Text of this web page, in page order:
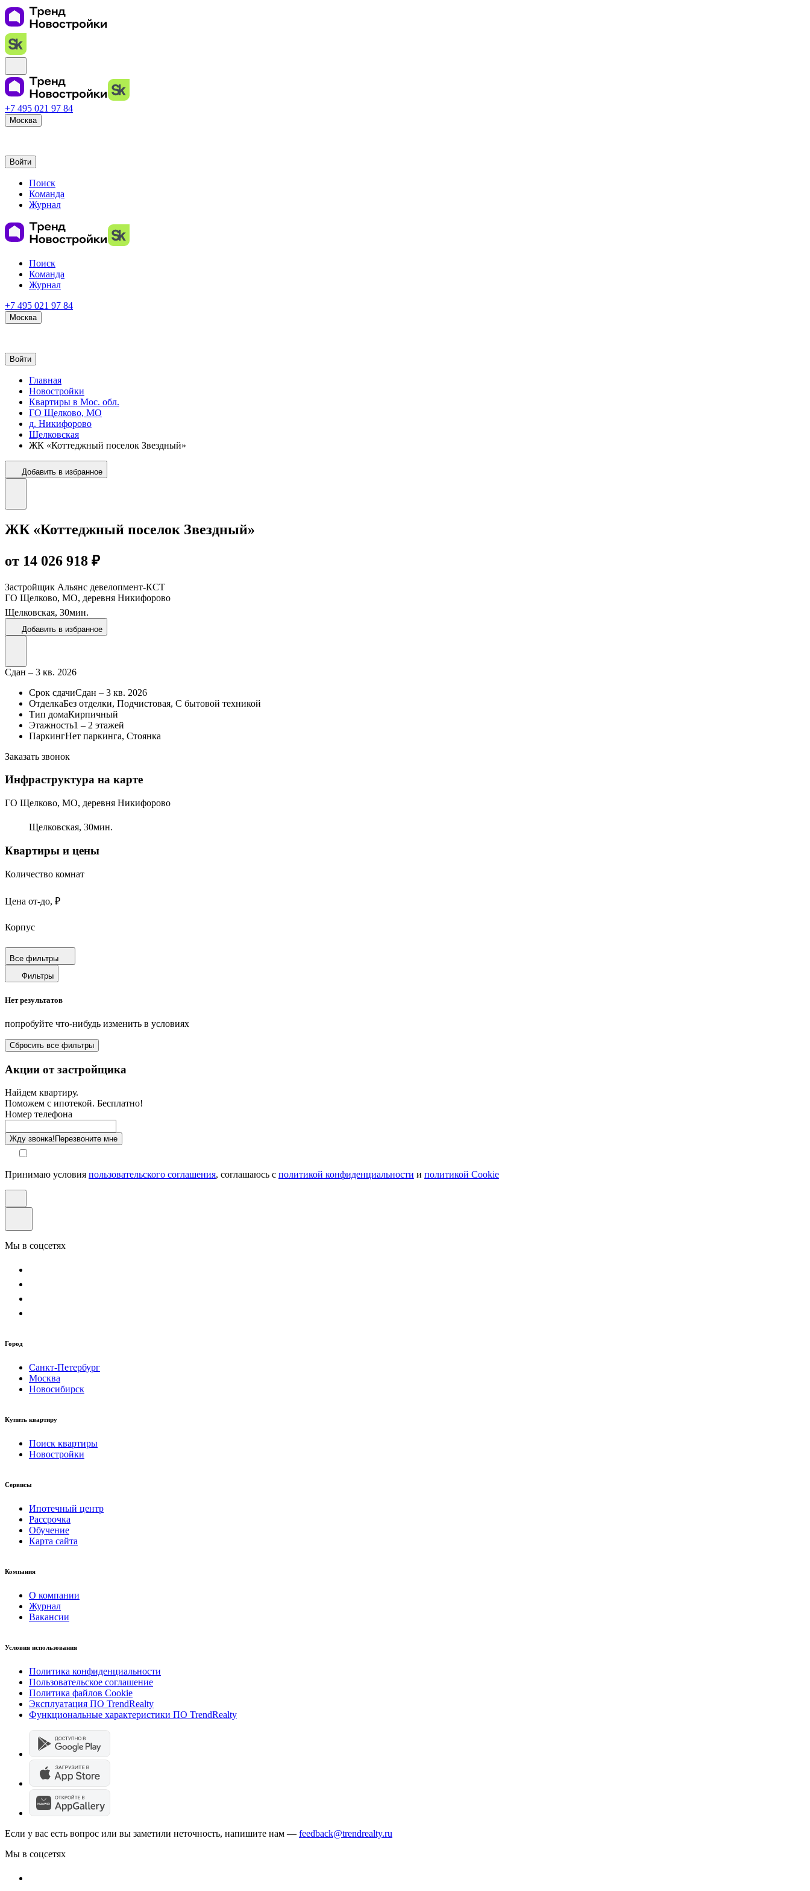
+7 495 021 97 84
Москва
Войти
Поиск
Команда
Журнал
Поиск
Команда
Журнал
+7 495 021 97 84
Москва
Войти
Главная
Новостройки
Квартиры в Мос. обл.
ГО Щелково, МО
д. Никифорово
Щелковская
ЖК «Коттеджный поселок Звездный»
Добавить в избранное
ЖК «Коттеджный поселок Звездный»
от 14 026 918 ₽
Застройщик Альянс девелопмент-КСТ
ГО Щелково, МО, деревня Никифорово
Щелковская, 30мин.
Добавить в избранное
Сдан – 3 кв. 2026
Срок сдачиСдан – 3 кв. 2026
ОтделкаБез отделки, Подчистовая, С бытовой техникой
Тип домаКирпичный
Этажность1 – 2 этажей
ПаркингНет паркинга, Стоянка
Заказать звонок
Инфраструктура на карте
ГО Щелково, МО, деревня Никифорово
Щелковская, 30мин.
Квартиры и цены
Количество комнат
Цена от-до, ₽
Корпус
Срок сдачи
Площадь от-до, м²
Площадь кухни от-до, м²
Площадь балкона от-до, м²
Санузел
Этаж
Способ оплаты
Все фильтры
Фильтры
Нет результатов
попробуйте что-нибудь изменить в условиях
Сбросить все фильтры
Акции от застройщика
Найдем квартиру.
Поможем с ипотекой. Бесплатно!
Номер телефона
Жду звонка! Перезвоните мне
Принимаю условия пользовательского соглашения, соглашаюсь с политикой конфиденциальности и политикой Cookie
Мы в соцсетях
Город
Санкт-Петербург
Москва
Новосибирск
Купить квартиру
Поиск квартиры
Новостройки
Сервисы
Ипотечный центр
Рассрочка
Обучение
Карта сайта
Компания
О компании
Журнал
Вакансии
Условия использования
Политика конфиденциальности
Пользовательское соглашение
Политика файлов Cookie
Эксплуатация ПО TrendRealty
Функциональные характеристики ПО TrendRealty
Если у вас есть вопрос или вы заметили неточность, напишите нам — feedback@trendrealty.ru
Мы в соцсетях